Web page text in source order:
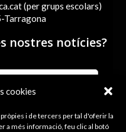
cookies
i de tercers per tal d'oferir la
a més informació, feu clic al botó
(per grups escolars)
Tarragona
nostres notícies?
de l’Avís legal i